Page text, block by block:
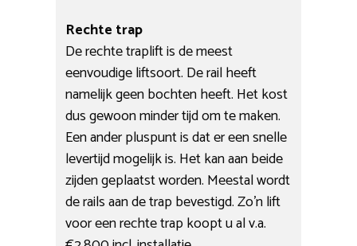
Rechte trap
De rechte traplift is de meest
eenvoudige liftsoort. De rail heeft
namelijk geen bochten heeft. Het kost
dus gewoon minder tijd om te maken.
Een ander pluspunt is dat er een snelle
levertijd mogelijk is. Het kan aan beide
zijden geplaatst worden. Meestal wordt
de rails aan de trap bevestigd. Zo’n lift
voor een rechte trap koopt u al v.a.